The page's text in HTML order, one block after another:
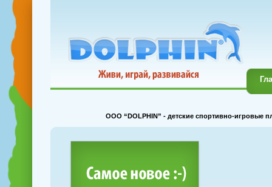
OOO “DOLPHIN” - детские спортивно-игровые